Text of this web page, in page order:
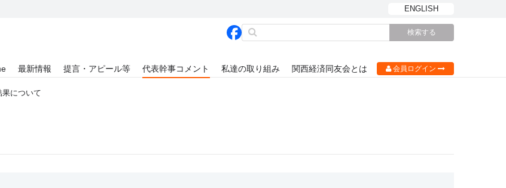
ENGLISH
会員ログイン
最新情報 提言・アピール等 代表幹事コメント 私達の取り組み 関西経済同友会とは
について